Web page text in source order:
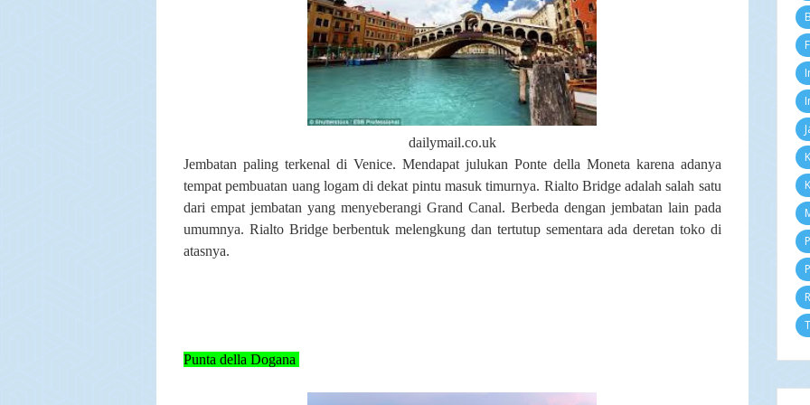
dailymail.co.uk
Jembatan paling terkenal di Venice. Mendapat julukan Ponte della Moneta karena adanya
tempat pembuatan uang logam di dekat pintu masuk timurnya. Rialto Bridge adalah salah satu
dari empat jembatan yang menyeberangi Grand Canal. Berbeda dengan jembatan lain pada
umumnya. Rialto Bridge berbentuk melengkung dan tertutup sementara ada deretan toko di
atasnya.
Punta della Dogana